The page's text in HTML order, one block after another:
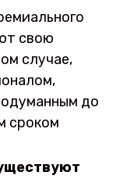
свою
случае,
до
сроком